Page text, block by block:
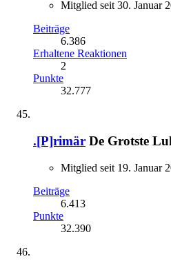
Mitglied seit 30. Januar
Beiträge
6.386
Erhaltene Reaktionen
2
Punkte
32.777
.[P]rimär De Grotste
Mitglied seit 19. Januar
Beiträge
6.413
Punkte
32.390